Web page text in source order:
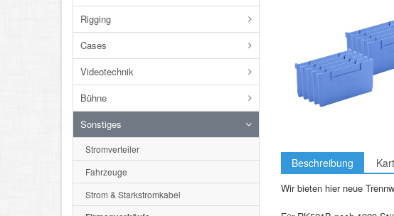
Rigging
Cases
Videotechnik
Bühne
Sonstiges
Stromverteiler
Fahrzeuge
Strom & Starkstromkabel
Beschreibung
Wir bieten hier neue